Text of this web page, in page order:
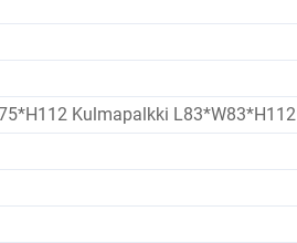
Kulmapalkki L83*W83*H112